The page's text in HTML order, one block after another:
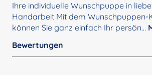
Ihre individuelle Wunschpuppe in
Handarbeit Mit dem
können Sie ganz einfach Ihr persön…
Bewertungen